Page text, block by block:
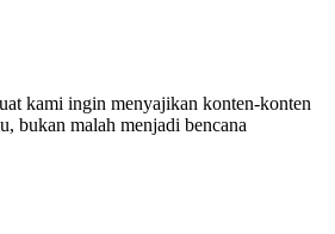
kami ingin menyajikan konten-konten
bukan malah menjadi bencana